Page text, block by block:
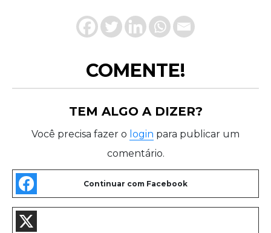
COMENTE!
TEM ALGO A DIZER?
Você precisa fazer o login para publicar um
comentário.